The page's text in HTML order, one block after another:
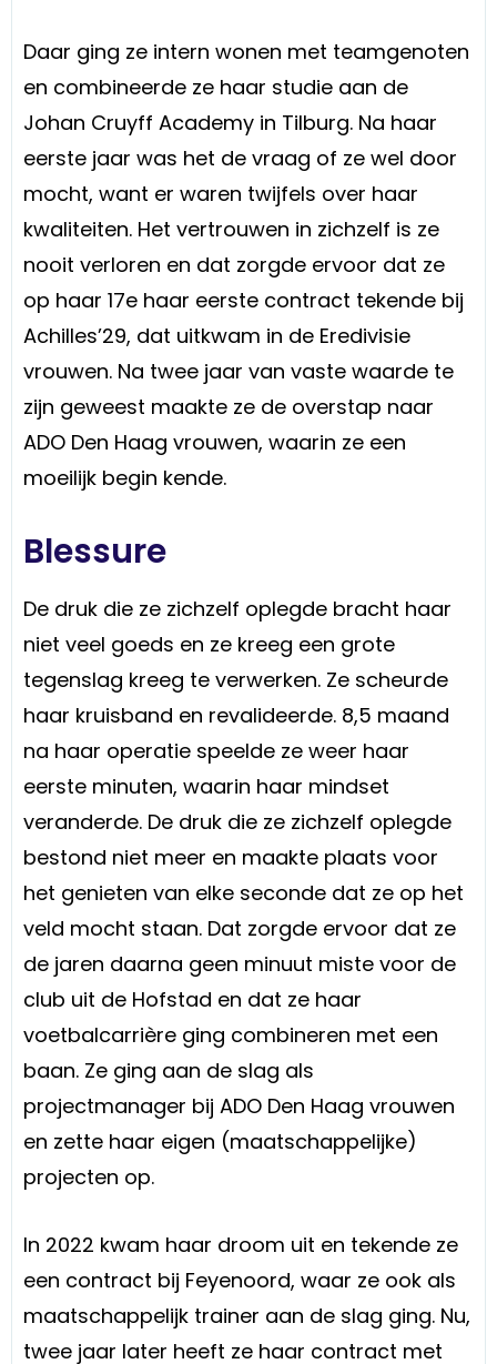
Daar ging ze intern wonen met teamgenoten
en combineerde ze haar studie aan de
Johan Cruyff Academy in Tilburg. Na haar
eerste jaar was het de vraag of ze wel door
mocht, want er waren twijfels over haar
kwaliteiten. Het vertrouwen in zichzelf is ze
nooit verloren en dat zorgde ervoor dat ze
op haar 17e haar eerste contract tekende bij
Achilles’29, dat uitkwam in de Eredivisie
vrouwen. Na twee jaar van vaste waarde te
zijn geweest maakte ze de overstap naar
ADO Den Haag vrouwen, waarin ze een
moeilijk begin kende.
Blessure
De druk die ze zichzelf oplegde bracht haar
niet veel goeds en ze kreeg een grote
tegenslag kreeg te verwerken. Ze scheurde
haar kruisband en revalideerde. 8,5 maand
na haar operatie speelde ze weer haar
eerste minuten, waarin haar mindset
veranderde. De druk die ze zichzelf oplegde
bestond niet meer en maakte plaats voor
het genieten van elke seconde dat ze op het
veld mocht staan. Dat zorgde ervoor dat ze
de jaren daarna geen minuut miste voor de
club uit de Hofstad en dat ze haar
voetbalcarrière ging combineren met een
baan. Ze ging aan de slag als
projectmanager bij ADO Den Haag vrouwen
en zette haar eigen (maatschappelijke)
projecten op.
In 2022 kwam haar droom uit en tekende ze
een contract bij Feyenoord, waar ze ook als
maatschappelijk trainer aan de slag ging. Nu,
twee jaar later heeft ze haar contract met